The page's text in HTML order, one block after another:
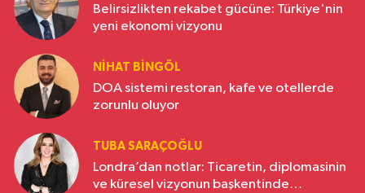
Belirsizlikten rekabet gücüne: Türkiye'nin
yeni ekonomi vizyonu
NIHAT BINGÖL
DOA sistemi restoran, kafe ve otellerde
zorunlu oluyor
TUBA SARAÇOĞLU
Londra’dan notlar: Ticaretin, diplomasinin
ve küresel vizyonun başkentinde